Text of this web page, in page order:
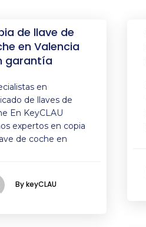
de llave de
en Valencia
garantía
en
de llaves de
En KeyCLAU
expertos en copia
de coche en
By keyCLAU